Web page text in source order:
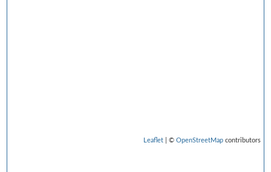
Leaflet| © OpenStreetMapcontributors